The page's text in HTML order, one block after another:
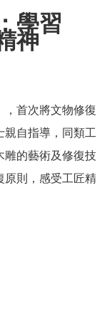
學習
神
，首次將文物修復
親自指導，同類工
雕的藝術及修復技
原則，感受工匠精